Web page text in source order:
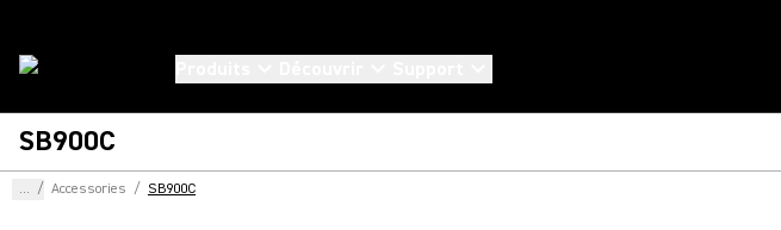
SB900C
... / Accessories / SB900C